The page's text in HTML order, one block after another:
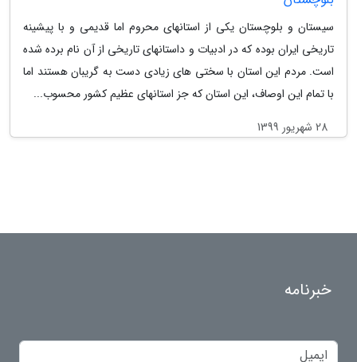
سیستان و بلوچستان یکی از استانهای محروم اما قدیمی و با پیشینه
تاریخی ایران بوده که در ادبیات و داستانهای تاریخی از آن نام برده شده
است. مردم این استان با سختی های زیادی دست به گریبان هستند اما
با تمام این اوصاف، این استان که جز استانهای عظیم کشور محسوب...
28 شهریور 1399
خبرنامه